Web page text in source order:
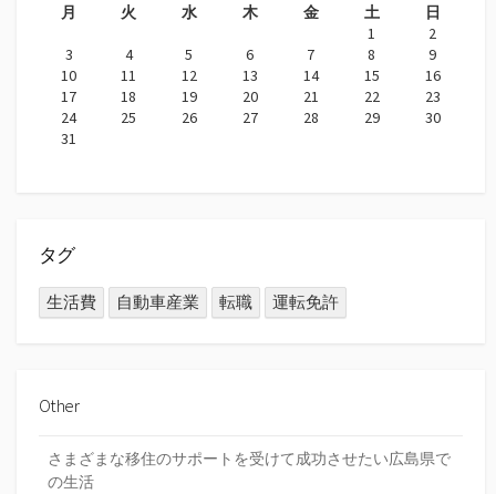
月
火 水 木 金 土
日
1
2
3
4 5 6 7 8
9
10
11 12 13 14 15
16
17
18 19 20 21 22
23
24
25 26 27 28 29
30
31
タグ
生活費 自動車産業 転職 運転免許
Other
さまざまな移住のサポートを受けて成功させたい広島県で
の生活